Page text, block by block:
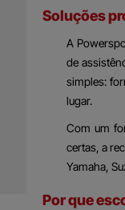
Soluções
A
de
simples:
lugar.
Com um
certas, a
Yamaha,
Por que